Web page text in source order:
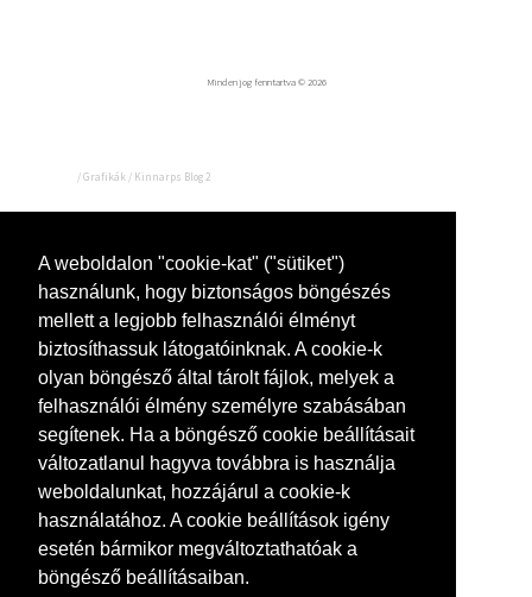
A weboldalon "cookie-kat" ("sütiket")
használunk, hogy biztonságos böngészés
mellett a legjobb felhasználói élményt
biztosíthassuk látogatóinknak. A cookie-k
olyan böngésző által tárolt fájlok, melyek a
felhasználói élmény személyre szabásában
segítenek. Ha a böngésző cookie beállításait
változatlanul hagyva továbbra is használja
weboldalunkat, hozzájárul a cookie-k
használatához. A cookie beállítások igény
esetén bármikor megváltoztathatóak a
böngésző beállításaiban.
Minden jog fenntartva © 2026
/Grafikák / Kinnarps Blog 2